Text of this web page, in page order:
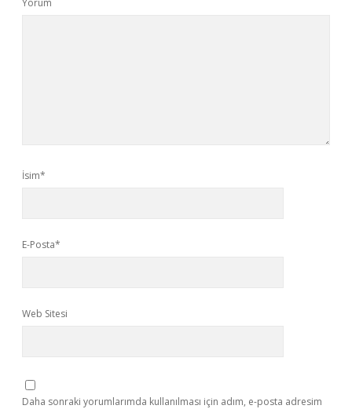
Yorum
İsim*
E-Posta*
Web Sitesi
Daha sonraki yorumlarımda kullanılması için adım, e-posta adresim